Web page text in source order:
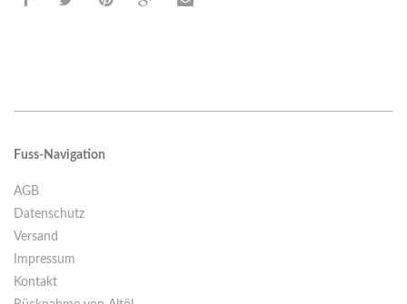
Fuss-Navigation
AGB
Datenschutz
Versand
Impressum
Kontakt